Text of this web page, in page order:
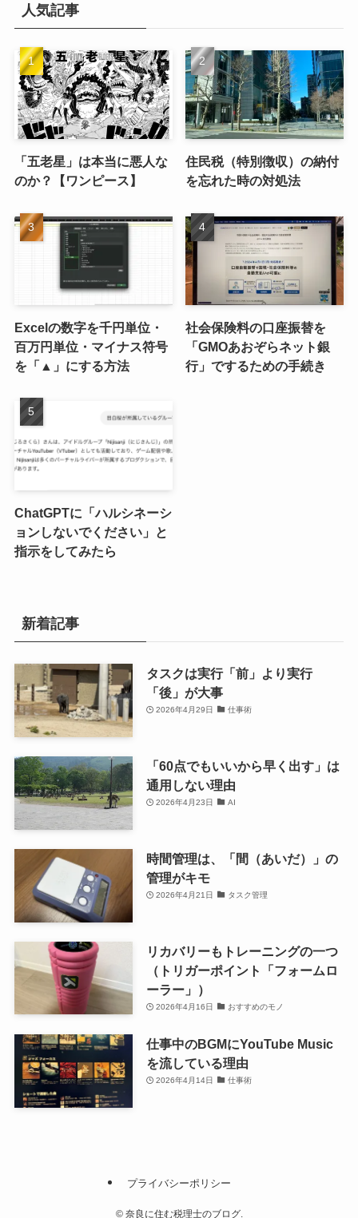
ブ人気記事
「五老星」は本当に悪人な
のか？【ワンピース】
住民税（特別徴収）の納付
を忘れた時の対処法
Excelの数字を千円単位・
百万円単位・マイナス符号
を「▲」にする方法
社会保険料の口座振替を
「GMOあおぞらネット銀
行」でするための手続き
ChatGPTに「ハルシネーシ
ョンしないでください」と
指示をしてみたら
新着記事
タスクは実行「前」より実行
「後」が大事
2026年4月29日 仕事術
「60点でもいいから早く出す」は
通用しない理由
2026年4月23日 AI
時間管理は、「間（あいだ）」の
管理がキモ
2026年4月21日 タスク管理
リカバリーもトレーニングの一つ
（トリガーポイント「フォームロ
ーラー」）
2026年4月16日 おすすめのモノ
仕事中のBGMにYouTube Music
を流している理由
2026年4月14日 仕事術
プライバシーポリシー
©奈良に住む税理士のブログ.